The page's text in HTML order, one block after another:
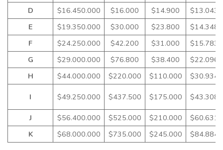
D
$16.450.000 $16.000 $14.900
E
$19.350.000 $30.000 $23.800
F
$24.250.000 $42.200 $31.000
G
$29.000.000 $76.800 $38.400
H
$44.000.000 $220.000 $110.000
I $49.250.000 $437.500 $175.000
J $56.400.000 $525.000 $210.000
K
$68.000.000 $735.000 $245.000